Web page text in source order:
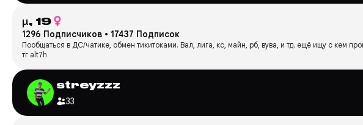
μ, 19
1296 Подписчиков • 17437 Подписок
Пообщаться в ДС/чатике, обмен тикитоками. Вал, лига, кс, майн, рб, вува, и тд. ещё ищу с кем
тг alt7h
streyzzz
33